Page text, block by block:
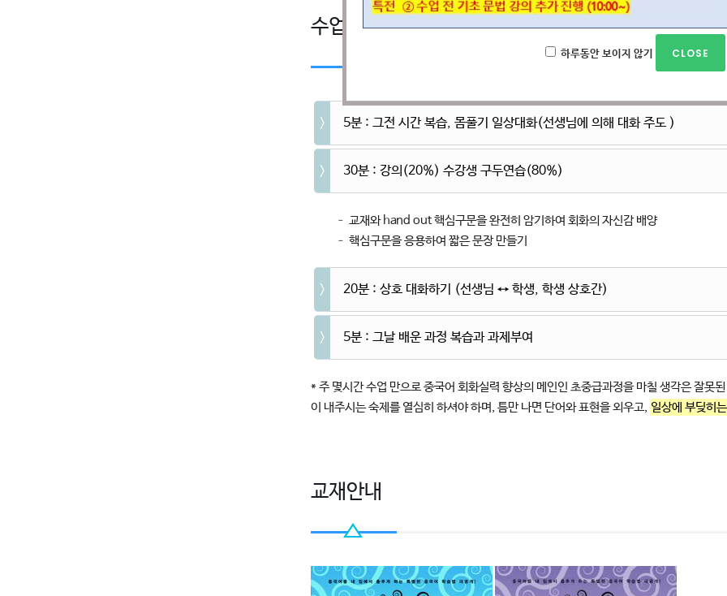
하루동안 보이지 않기
수업진행
5분 : 그전 시간 복습, 몸풀기 일상대화(선생님에 의해 대화 주도 )
30분 : 강의(20%) 수강생 구두연습(80%)
– 교재와 hand out 핵심구문을 완전히 암기하여 회화의 자신감 배양
– 핵심구문을 응용하여 짧은 문장 만들기
20분 : 상호 대화하기 (선생님 ↔ 학생, 학생 상호간)
5분 : 그날 배운 과정 복습과 과제부여
* 주 몇시간 수업 만으로 중국어 회화실력 향상의 메인인 초중급과정을 마칠 생각은 잘못
이 내주시는 숙제를 열심히 하셔야 하며, 틈만 나면 단어와 표현을 외우고, 일상에 부딪히
교재안내